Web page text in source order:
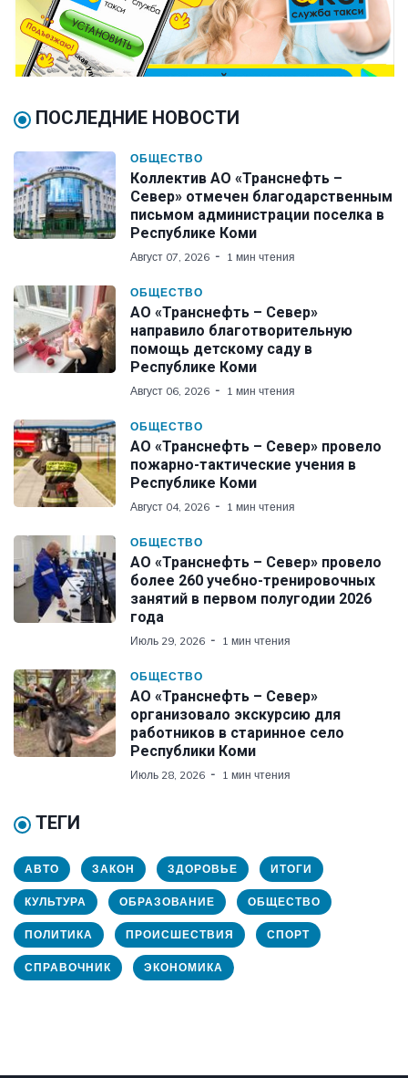
ПОСЛЕДНИЕ НОВОСТИ
ОБЩЕСТВО
Коллектив АО «Транснефть –
Север» отмечен благодарственным
письмом администрации поселка в
Республике Коми
Август 07, 2026 1 мин чтения
ОБЩЕСТВО
АО «Транснефть – Север»
направило благотворительную
помощь детскому саду в
Республике Коми
Август 06, 2026 1 мин чтения
ОБЩЕСТВО
АО «Транснефть – Север» провело
пожарно-тактические учения в
Республике Коми
Август 04, 2026 1 мин чтения
ОБЩЕСТВО
АО «Транснефть – Север» провело
более 260 учебно-тренировочных
занятий в первом полугодии 2026
года
Июль 29, 2026 1 мин чтения
ОБЩЕСТВО
АО «Транснефть – Север»
организовало экскурсию для
работников в старинное село
Республики Коми
Июль 28, 2026 1 мин чтения
ТЕГИ
АВТО ЗАКОН ЗДОРОВЬЕ ИТОГИ
КУЛЬТУРА ОБРАЗОВАНИЕ ОБЩЕСТВО
ПОЛИТИКА ПРОИСШЕСТВИЯ СПОРТ
СПРАВОЧНИК ЭКОНОМИКА